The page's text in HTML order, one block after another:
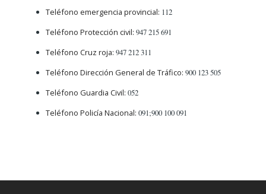
Teléfono emergencia provincial: 112
Teléfono Protección civil: 947 215 691
Teléfono Cruz roja: 947 212 311
Teléfono Dirección General de Tráfico: 900 123 505
Teléfono Guardia Civil: 052
Teléfono Policía Nacional: 091;900 100 091